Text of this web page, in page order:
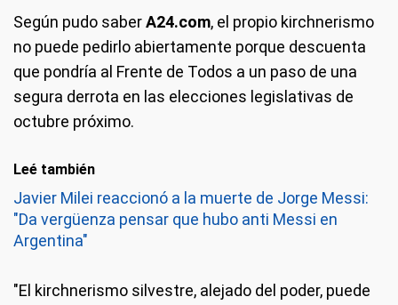
Según pudo saberA24.com, el propio kirchnerismo
no puede pedirlo abiertamente porque descuenta
que pondría al Frente de Todos a un paso de una
segura derrota en las elecciones legislativas de
octubre próximo.
Leé también
Javier Milei reaccionó a la muerte de Jorge Messi:
"Da vergüenza pensar que hubo anti Messi en
Argentina"
"El kirchnerismo silvestre, alejado del poder, puede